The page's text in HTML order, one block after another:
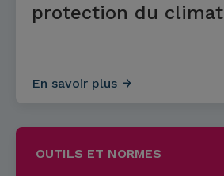
protection du climat
En savoir plus
OUTILS ET NORMES